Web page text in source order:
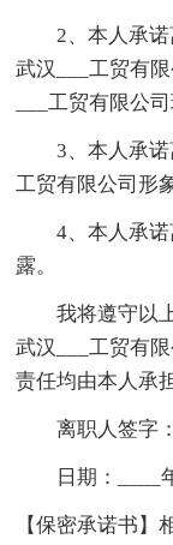
2、本人承诺
武汉___工贸有
___工贸有限公
3、本人承诺离
工贸有限公司形
4、本人承诺
露。
我将遵守以上
武汉___工贸有
责任均由本人承
离职人签字：
日期：____年
【保密承诺书】